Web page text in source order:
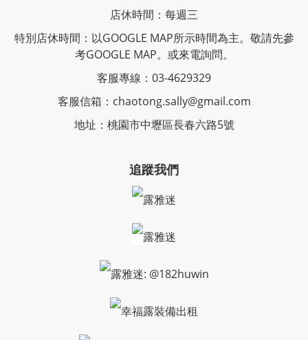
店休時間：每週三
特別店休時間：以GOOGLE MAP所示時間為主。敬請先參
考GOOGLE MAP。或來電詢問。
客服專線：03-4629329
客服信箱：chaotong.sally@gmail.com
地址：桃園市中壢區長春六路5號
追蹤我們
露雅迷
露雅迷
露雅迷: @182huwin
幸福露裝備出租